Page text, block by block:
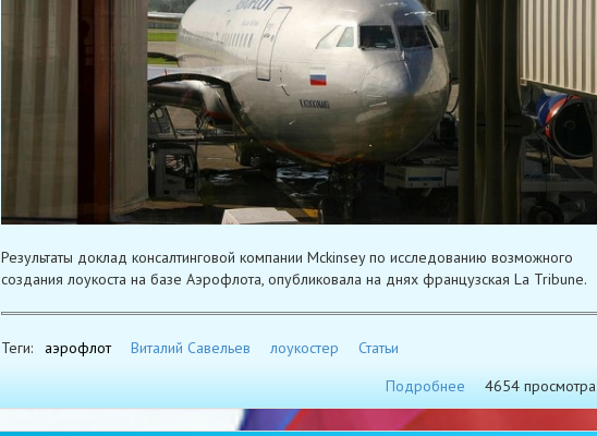
Результаты доклад консалтинговой компании Mckinsey по исследованию возможного
создания лоукоста на базе Аэрофлота, опубликовала на днях французская La Tribune.
Теги: аэрофлот Виталий Савельев лоукостер
Статьи
Подробнее
4654 просмотра